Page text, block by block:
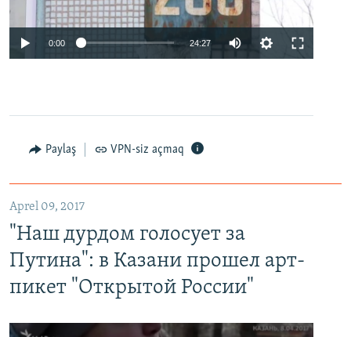
0:00 24:27
Paylaş VPN-siz açmaq
Aprel 09, 2017
"Наш дурдом голосует за
Путина": в Казани прошел арт-
пикет "Открытой России"